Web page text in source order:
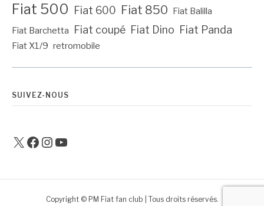
Fiat 500 Fiat 600 Fiat 850
Fiat Balilla
Fiat Barchetta
Fiat coupé Fiat Dino Fiat Panda
Fiat X1/9 retromobile
SUIVEZ-NOUS
X Facebook
Instagram
Copyright © PM Fiat fan club | Tous droits réservés.